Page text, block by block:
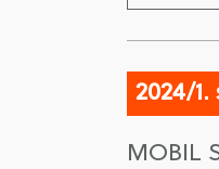
2024/1.
MOBIL